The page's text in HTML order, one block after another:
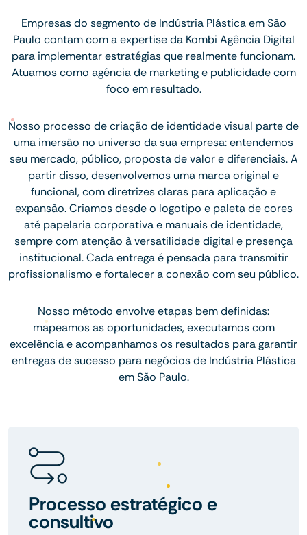
Empresas do segmento de Indústria Plástica em São
Paulo contam com a expertise da Kombi Agência Digital
para implementar estratégias que realmente funcionam.
Atuamos como agência de marketing e publicidade com
foco em resultado.
Nosso processo de criação de identidade visual parte de
uma imersão no universo da sua empresa: entendemos
seu mercado, público, proposta de valor e diferenciais. A
partir disso, desenvolvemos uma marca original e
funcional, com diretrizes claras para aplicação e
expansão. Criamos desde o logotipo e paleta de cores
até papelaria corporativa e manuais de identidade,
sempre com atenção à versatilidade digital e presença
institucional. Cada entrega é pensada para transmitir
profissionalismo e fortalecer a conexão com seu público.
Nosso método envolve etapas bem definidas:
mapeamos as oportunidades, executamos com
excelência e acompanhamos os resultados para garantir
entregas de sucesso para negócios de Indústria Plástica
em São Paulo.
Processo estratégico e
consultivo